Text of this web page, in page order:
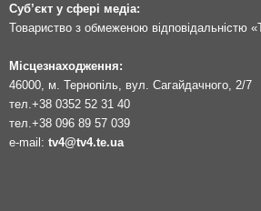
Суб’єкт у сфері медіа:
Товариство з обмеженою відповідальністю
Місцезнаходження:
46000, м. Тернопіль, вул. Сагайдачного, 2/7
тел. +38 0352 52 31 40
тел. +38 096 89 57 039
e-mail: tv4@tv4.te.ua